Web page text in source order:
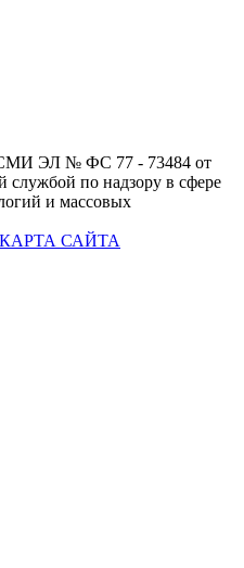
СМИ ЭЛ № ФС 77 - 73484 от
службой по надзору в сфере
и массовых
КАРТА САЙТА